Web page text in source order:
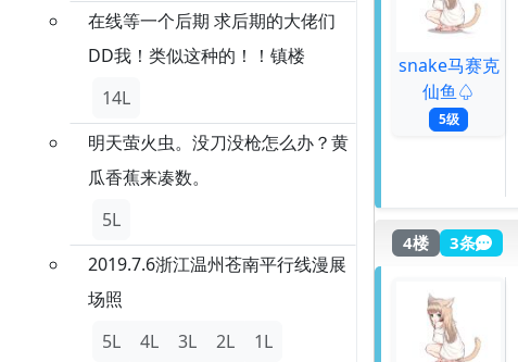
在线等一个后期 求后期的大佬们
DD我！类似这种的！！镇楼
14L
明天萤火虫。没刀没枪怎么办？黄
瓜香蕉来凑数。
5L
2019.7.6浙江温州苍南平行线漫展
场照
5L
4L 3L 2L
1L
snake马赛克
仙鱼♤
5级
4楼 3条